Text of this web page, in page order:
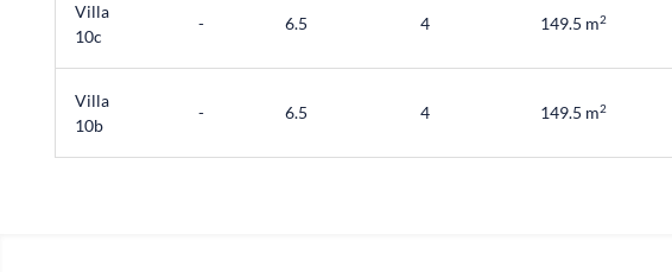
Villa
10c
- 6.5 4 149.5 m2
Villa
10b
- 6.5 4 149.5 m2